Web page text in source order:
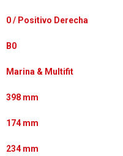
0 / Positivo Derecha
B0
Marina & Multifit
398 mm
174 mm
234 mm